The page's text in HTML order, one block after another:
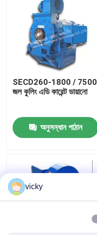
আমাদের সম্বন্ধে
কারখানা ভ্রমণ
খবর
মামলা
টর্ক ডায়নামিটার
SECD260-1800 / 7500
জল কুলিং এডি কারেন্ট ডায়ানো
অনুসন্ধান পাঠান
vicky